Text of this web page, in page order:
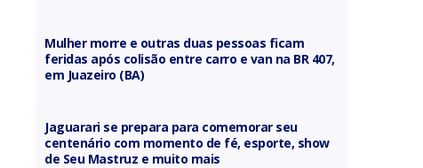
Mulher morre e outras duas pessoas ficam
feridas após colisão entre carro e van na BR 407,
em Juazeiro (BA)
Jaguarari se prepara para comemorar seu
centenário com momento de fé, esporte, show
de Seu Mastruz e muito mais